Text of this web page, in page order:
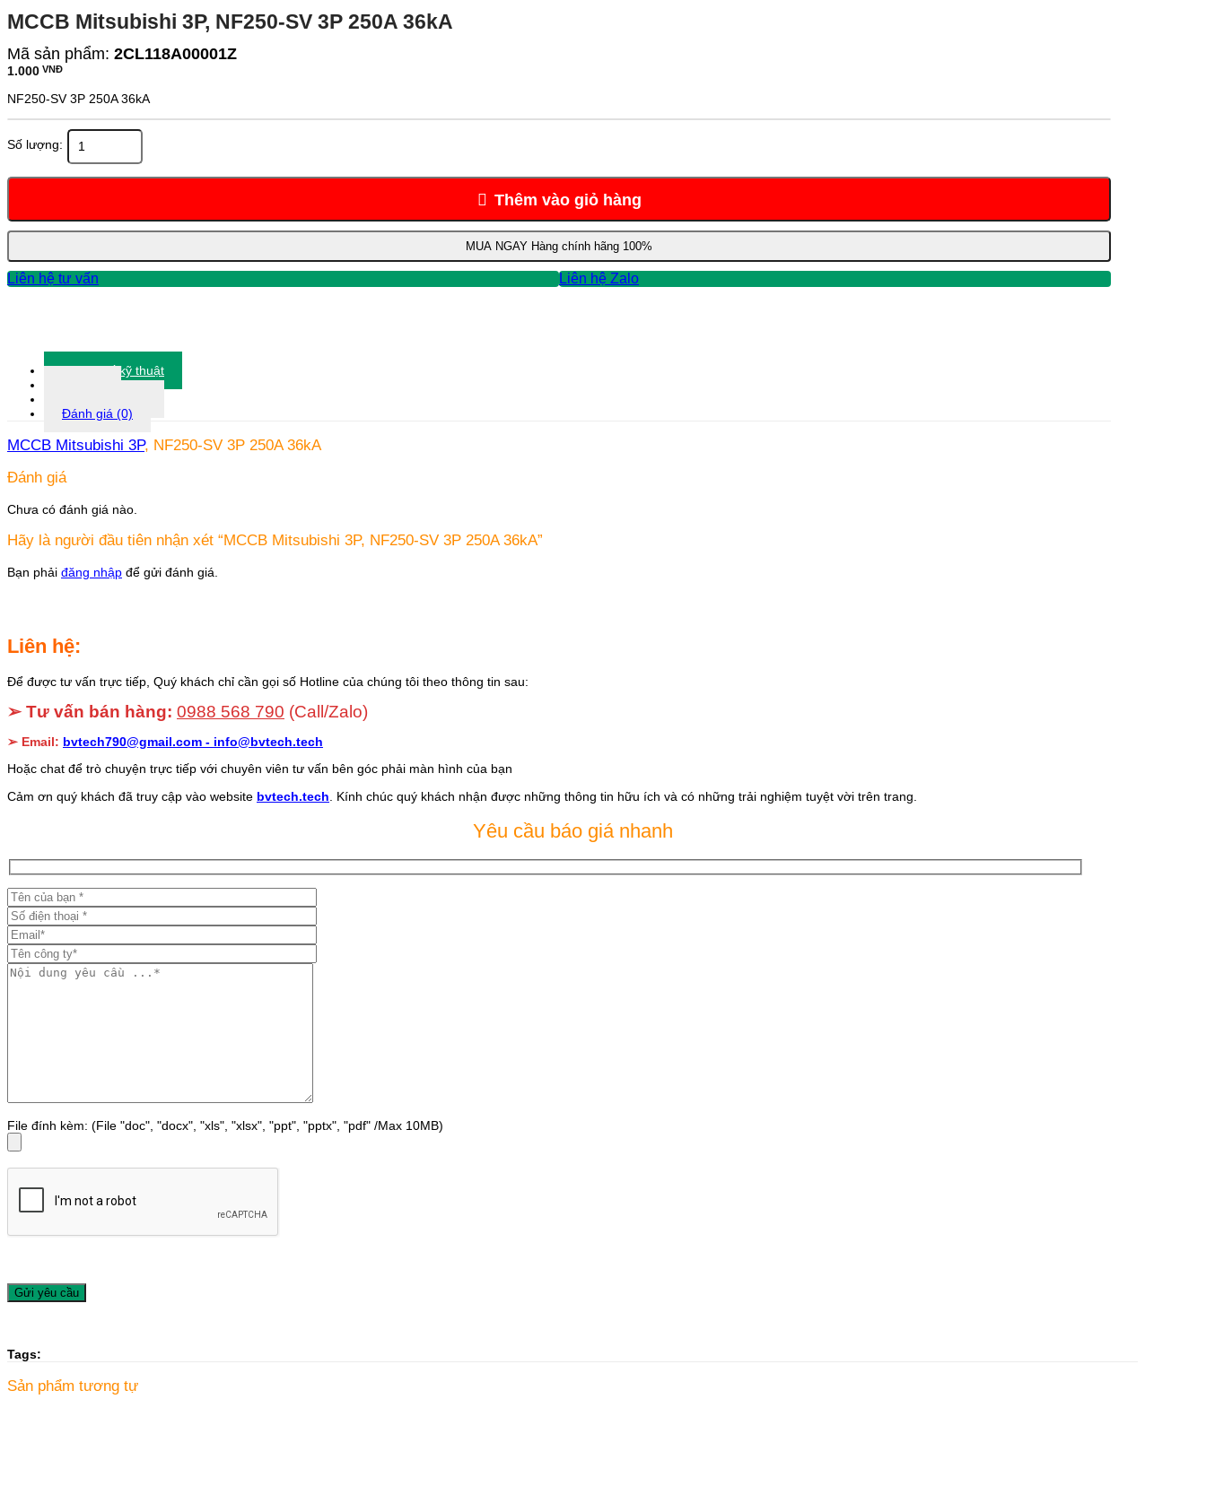
MCCB Mitsubishi 3P, NF250-SV 3P 250A 36kA
Mã sản phẩm: 2CL118A00001Z
1.000 VNĐ
NF250-SV 3P 250A 36kA
MCCB Mitsubishi 3P, NF250-SV 3P 250A 36kA số lượng
Thêm vào giỏ hàng
MUA NGAY Hàng chính hãng 100%
Liên hệ tư vấn Liên hệ Zalo
Thông số kỹ thuật
Đánh giá (0)
MCCB Mitsubishi 3P, NF250-SV 3P 250A 36kA
Đánh giá
Chưa có đánh giá nào.
Hãy là người đầu tiên nhận xét “MCCB Mitsubishi 3P, NF250-SV 3P 250A 36kA”
Bạn phải đăng nhập để gửi đánh giá.
Liên hệ:
Để được tư vấn trực tiếp, Quý khách chỉ cần gọi số Hotline của chúng tôi theo thông tin sau:
➢ Tư vấn bán hàng: 0988 568 790 (Call/Zalo)
➢ Email: bvtech790@gmail.com - info@bvtech.tech
Hoặc chat để trò chuyện trực tiếp với chuyên viên tư vấn bên góc phải màn hình của bạn
Cảm ơn quý khách đã truy cập vào website bvtech.tech . Kính chúc quý khách nhận được những thông tin hữu ích và có những trải nghiệm tuyệt vời trên trang.
Yêu cầu báo giá nhanh
File đính kèm: (File "doc", "docx", "xls", "xlsx", "ppt", "pptx", "pdf" /Max 10MB)
Tags:
Sản phẩm tương tự